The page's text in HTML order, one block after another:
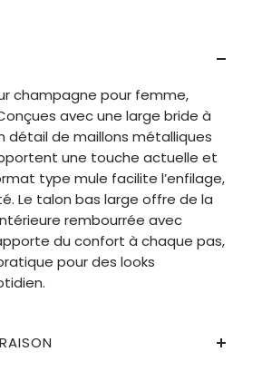
champagne pour femme,
avec une large bride à
détail de maillons métalliques
une touche actuelle et
type mule facilite l’enfilage,
Le talon bas large offre de la
rembourrée avec
du confort à chaque pas,
pour des looks